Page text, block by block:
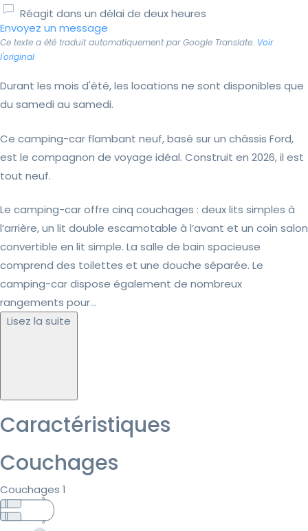
Réagit dans un délai de deux heures
Envoyez un message
Ce texte a été traduit automatiquement par Google Translate. Voir
l'original
Durant les mois d'été, les locations ne sont disponibles que
du samedi au samedi.
Ce camping-car flambant neuf, basé sur un châssis Ford,
est le compagnon de voyage idéal. Construit en 2026, il est
tout neuf.
Le camping-car offre cinq couchages : deux lits simples à
l’arrière, un lit double escamotable à l’avant et un coin salon
convertible en lit simple. La salle de bain spacieuse
comprend des toilettes et une douche séparée. Le
camping-car dispose également de nombreux
rangements pour...
Lisez la suite
Caractéristiques
Couchages
Couchages 1